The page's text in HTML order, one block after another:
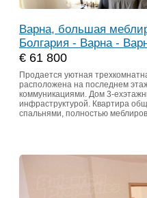
Варна, большая
Болгария - Варна -
€ 61 800
Продается уютная
расположена на последнем
коммуникациями. Дом 3-
инфраструктурой. Квартира
спальнями, полностью